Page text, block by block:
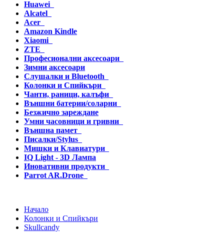
Huawei
Alcatel
Acer
Amazon Kindle
Xiaomi
ZTE
Професионални аксесоари
Зимни аксесоари
Слушалки и Bluetooth
Колонки и Спийкъри
Чанти, раници, калъфи
Външни батерии/соларни
Безжично зареждане
Умни часовници и гривни
Външна памет
Писалки/Stylus
Мишки и Клавиатури
IQ Light - 3D Лампа
Иновативни продукти
Parrot AR.Drone
Начало
Колонки и Спийкъри
Skullcandy